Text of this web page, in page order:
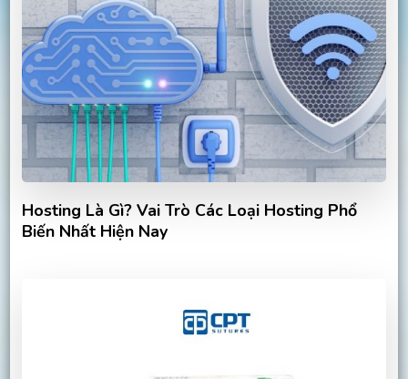
Hosting Là Gì? Vai Trò Các Loại Hosting Phổ
Biến Nhất Hiện Nay